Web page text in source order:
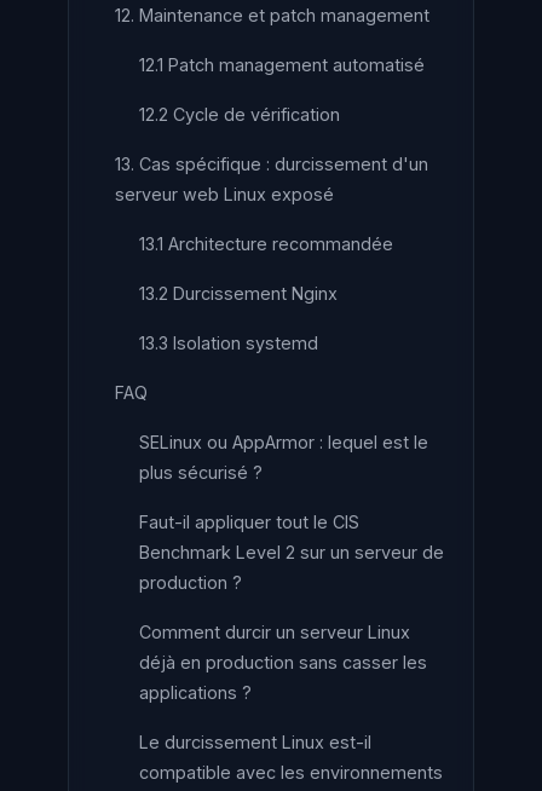
12. Maintenance et patch management
12.1 Patch management automatisé
12.2 Cycle de vérification
13. Cas spécifique : durcissement d'un
serveur web Linux exposé
13.1 Architecture recommandée
13.2 Durcissement Nginx
13.3 Isolation systemd
FAQ
SELinux ou AppArmor : lequel est le
plus sécurisé ?
Faut-il appliquer tout le CIS
Benchmark Level 2 sur un serveur de
production ?
Comment durcir un serveur Linux
déjà en production sans casser les
applications ?
Le durcissement Linux est-il
compatible avec les environnements